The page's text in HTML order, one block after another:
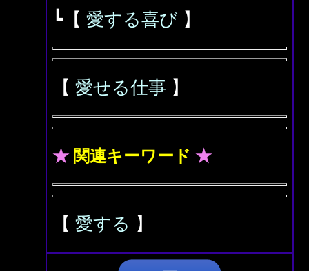
┗【 愛する喜び 】
【 愛せる仕事 】
★ 関連キーワード ★
【 愛する 】